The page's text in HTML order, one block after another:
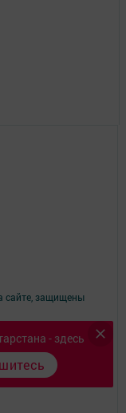
- здесь
сайте, защищены
в любом объеме
согласия
печати и массовым